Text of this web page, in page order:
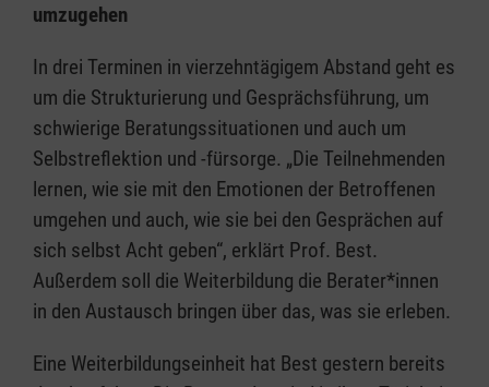
umzugehen
In drei Terminen in vierzehntägigem Abstand geht es
um die Strukturierung und Gesprächsführung, um
schwierige Beratungssituationen und auch um
Selbstreflektion und -fürsorge. „Die Teilnehmenden
lernen, wie sie mit den Emotionen der Betroffenen
umgehen und auch, wie sie bei den Gesprächen auf
sich selbst Acht geben“, erklärt Prof. Best.
Außerdem soll die Weiterbildung die Berater*innen
in den Austausch bringen über das, was sie erleben.
Eine Weiterbildungseinheit hat Best gestern bereits